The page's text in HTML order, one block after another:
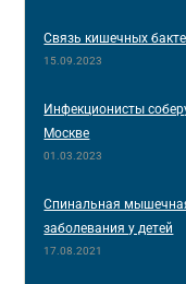
Связь кишечных
15.09.2023
Инфекционисты
Москве
01.03.2023
Спинальная
заболевания у детей
17.08.2021